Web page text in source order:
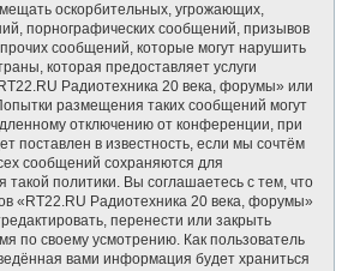
оскорбительных, угрожающих,
порнографических сообщений, призывов
сообщений, которые могут нарушить
которая предоставляет услуги
Радиотехника 20 века, форумы» или
размещения таких сообщений могут
отключению от конференции, при
поставлен в известность, если мы сочтём
сообщений сохраняются для
такой политики. Вы соглашаетесь с тем, что
«RT22.RU Радиотехника 20 века, форумы»
перенести или закрыть
по своему усмотрению. Как пользователь
вами информация будет храниться